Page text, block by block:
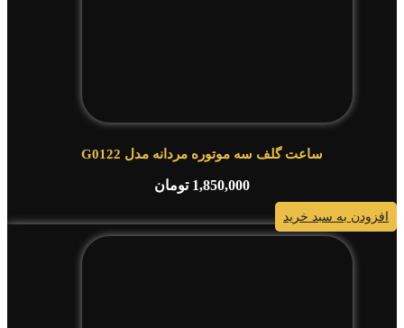
ساعت گلف سه موتوره مردانه مدل G0122
1,850,000 تومان
افزودن به سبد خرید